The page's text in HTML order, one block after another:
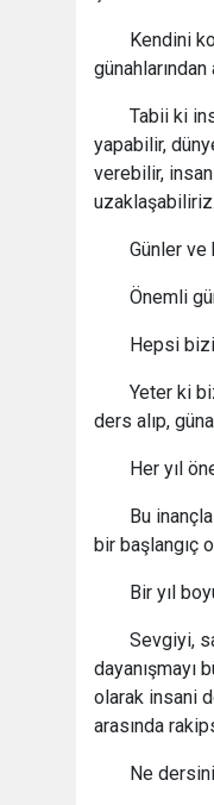
Kendini
Tabii ki
yapabilir,
verebilir,
uzaklaşabiliriz.
Günler ve
Önemli
Hepsi
Yeter ki
ders alıp,
Her yıl
Bu
bir başlangıç
Bir yıl
Sevgiyi,
dayanışmayı
olarak insani
arasında
Ne